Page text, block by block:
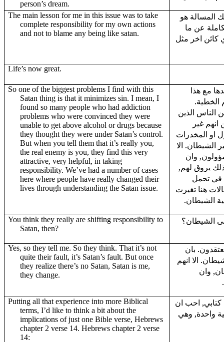
person’s dream.
The main lesson for me in this issue was to take
complete responsibility for my own actions
and not to blame any being like satan.
المسالة هو
عن ما
كائن اخر مثل
Life’s now great.
So one of the biggest problems I find with this
Satan thing is that it minimizes sin. I mean, I
found so many people who had addiction
problems who were convinced they were
unable to get above alcohol or drugs because
they thought they were under Satan’s control.
But when you tell them that it’s really you,
the real enemy is you, they find this very
attractive, very helpful, in taking
responsibility. We’ve had a number of cases
here where people have really changed their
lives through understanding the Satan issue.
مع هذا
الخطية.
الناس الذين
انهم غير
او المخدرات
الشيطان. الا
وان
يروق لهم,
في تحمل
هنا تغيرت
الشيطان.
You think they really are shifting responsibility to
Satan, then?
الشيطان؟
Yes, so they tell me. So they think. That it’s not
quite their fault, it’s Satan’s fault. But once
they realize there’s no Satan, Satan is me,
they change.
بان
الا انهم
وان
Putting all that experience into more Biblical
terms, I’d like to think a bit about the
implications of just one Bible verse, Hebrews
chapter 2 verse 14. Hebrews chapter 2 verse
14:
احب ان
واحدة, وهي